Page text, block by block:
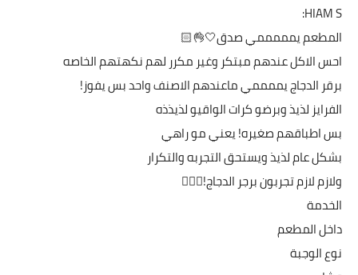
HIAM S:
المطعم يمممممي صدق🤍👌🏻
احس الاكل عندهم مبتكر وغير مكرر لهم نكهتهم الخاصه
برقر الدجاج يممممي ماعندهم الاصنف واحد بس يفوز!
الفرايز لذيذ وبرضو كرات الواقيو لذيذذه
بس اطباقهم صغيره! يعني مو راهي
بشكل عام لذيذ ويستحق التجربه والتكرار
ولازم لازم تجربون برجر الدجاج!❤️‍🔥✨
الخدمة
داخل المطعم
نوع الوجبة